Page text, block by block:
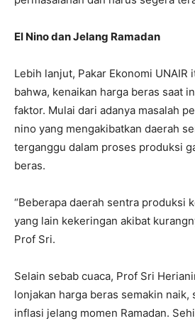
El Nino dan Jelang Ramadan
Lebih lanjut, Pakar Ekonomi UNAIR
bahwa, kenaikan harga beras saat
faktor. Mulai dari adanya masalah
nino yang mengakibatkan daerah
terganggu dalam proses produksi
beras.
“Beberapa daerah sentra produksi
yang lain kekeringan akibat
Prof Sri.
Selain sebab cuaca, Prof Sri
lonjakan harga beras semakin naik,
inflasi jelang momen Ramadan.